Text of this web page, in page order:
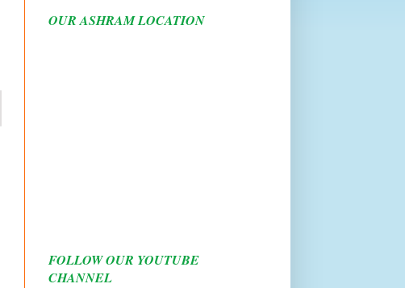
OUR ASHRAM LOCATION
FOLLOW OUR YOUTUBE
CHANNEL